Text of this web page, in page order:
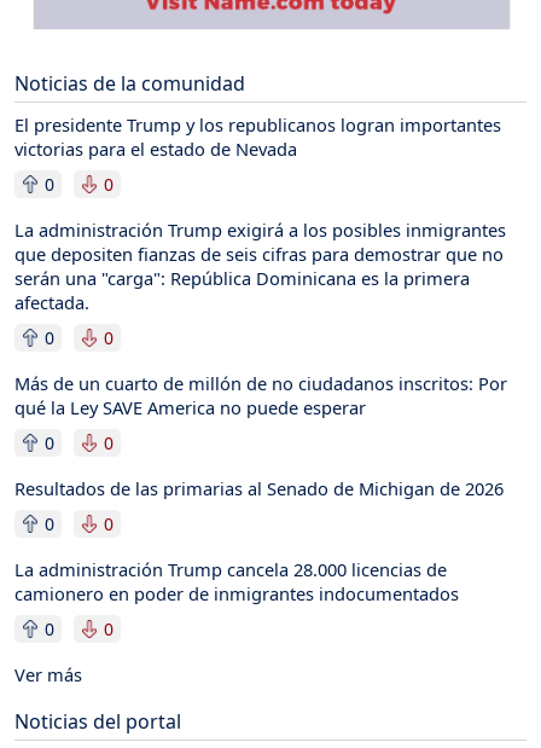
Noticias de la comunidad
El presidente Trump y los republicanos logran importantes
victorias para el estado de Nevada
0 0
La administración Trump exigirá a los posibles inmigrantes
que depositen fianzas de seis cifras para demostrar que no
serán una "carga": República Dominicana es la primera
afectada.
0 0
Más de un cuarto de millón de no ciudadanos inscritos: Por
qué la Ley SAVE America no puede esperar
0 0
Resultados de las primarias al Senado de Michigan de 2026
0 0
La administración Trump cancela 28.000 licencias de
camionero en poder de inmigrantes indocumentados
0 0
Ver más
Noticias del portal